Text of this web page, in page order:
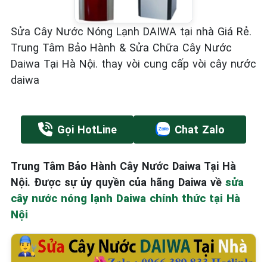
Sửa Cây Nước Nóng Lạnh DAIWA tại nhà Giá Rẻ.
Trung Tâm Bảo Hành & Sửa Chữa Cây Nước
Daiwa Tại Hà Nội. thay vòi cung cấp vòi cây nước
daiwa
Gọi HotLine Chat Zalo
Trung Tâm Bảo Hành Cây Nước Daiwa Tại Hà
Nội. Được sự ủy quyền của hãng Daiwa về sửa
cây nước nóng lạnh Daiwa chính thức tại Hà
Nội